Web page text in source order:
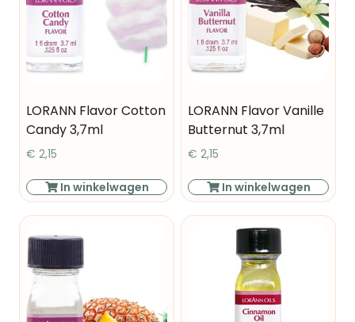
LORANN Flavor Cotton
Candy 3,7ml
€ 2,15
In winkelwagen
LORANN Flavor Vanille
Butternut 3,7ml
€ 2,15
In winkelwagen